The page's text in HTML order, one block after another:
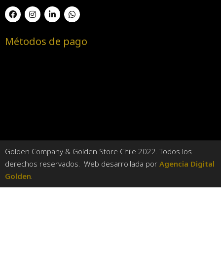
Métodos de pago
Golden Company & Golden Store Chile 2022. Todos los
derechos reservados. Web desarrollada por Agencia Digital
Golden